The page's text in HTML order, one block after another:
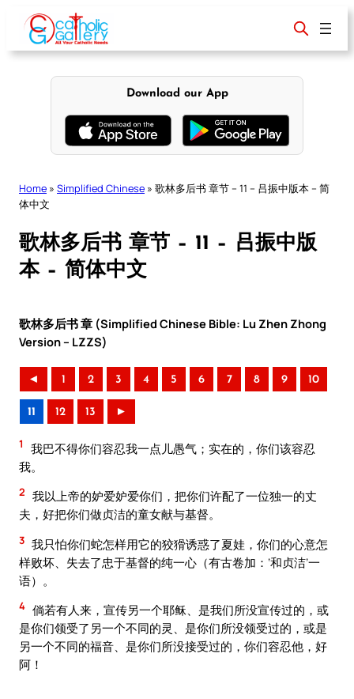
content
Download our App
Home » Simplified Chinese » 歌林多后书 章节 – 11 – 吕振中版本 – 简
体中文
歌林多后书 章节 – 11 – 吕振中版
本 – 简体中文
歌林多后书 章 (Simplified Chinese Bible: Lu Zhen Zhong
Version – LZZS)
◄ 1 2 3 4 5 6 7 8 9 10
11 12 13 ►
1
我巴不得你们容忍我一点儿愚气；实在的，你们该容忍
我。
2 我以上帝的妒爱妒爱你们，把你们许配了一位独一的丈
夫，好把你们做贞洁的童女献与基督。
3 我只怕你们蛇怎样用它的狡猾诱惑了夏娃，你们的心意怎
样败坏、失去了忠于基督的纯一心（有古卷加：‘和贞洁’一
语）。
4 倘若有人来，宣传另一个耶稣、是我们所没宣传过的，或
是你们领受了另一个不同的灵、是你们所没领受过的，或是
另一个不同的福音、是你们所没接受过的，你们容忍他，好
阿！